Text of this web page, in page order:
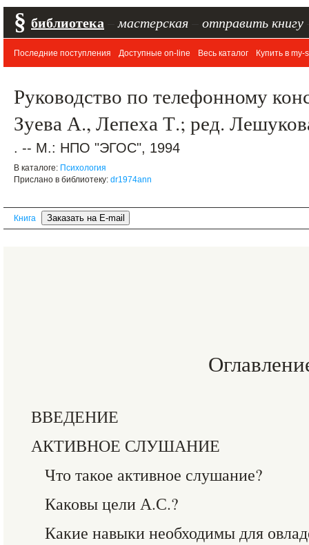
§ библиотека мастерская отправить книгу
Последние поступления Доступные on-line Весь каталог Купить в my-
Руководство по телефонному
Зуева А., Лепеха Т.; ред.
. -- М.: НПО "ЭГОС", 1994
В каталоге: Психология
Прислано в библиотеку: dr1974ann
Книга
ВВЕДЕНИЕ
АКТИВНОЕ СЛУШАНИЕ
Что такое активное слушание?
Каковы цели А.С.?
Какие навыки необходимы для